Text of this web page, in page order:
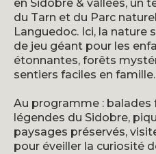
en Sidobre & vallées, un
du Tarn et du Parc
Languedoc. Ici, la nature
de jeu géant pour les
étonnantes, forêts
sentiers faciles en famille.
Au programme : balades
légendes du Sidobre,
paysages préservés,
pour éveiller la curiosité